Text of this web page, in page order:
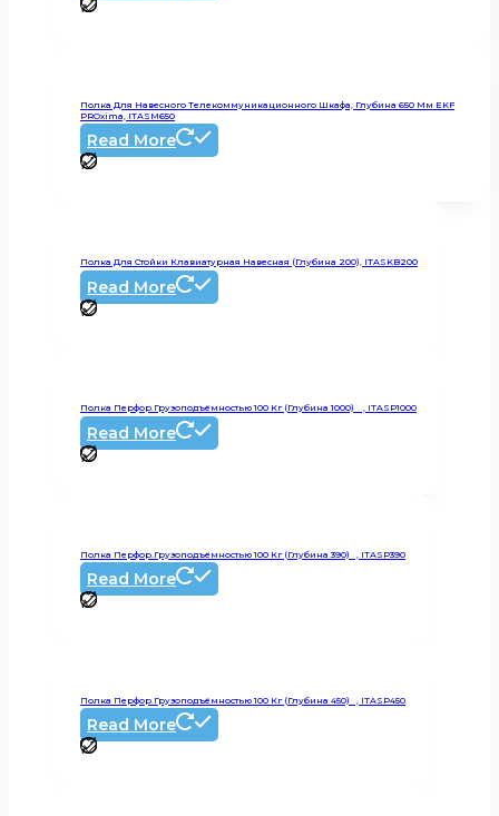
Полка Для Навесного Телекоммуникационного Шкафа, Глубина 650 Мм EKF
PROxima, ITASM650
Read More
Полка Для Стойки Клавиатурная Навесная (глубина 200), ITASKB200
Read More
Полка Перфор.грузоподъёмностью 100 Кг (глубина 1000) , ITASP1000
Read More
Полка Перфор.грузоподъёмностью 100 Кг (глубина 390) , ITASP390
Read More
Полка Перфор.грузоподъёмностью 100 Кг (глубина 450) , ITASP450
Read More